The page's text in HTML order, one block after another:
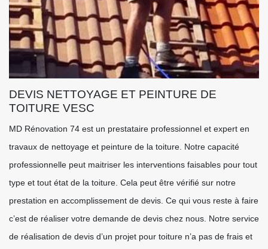
DEVIS NETTOYAGE ET PEINTURE DE
TOITURE VESC
MD Rénovation 74 est un prestataire professionnel et expert en
travaux de nettoyage et peinture de la toiture. Notre capacité
professionnelle peut maitriser les interventions faisables pour tout
type et tout état de la toiture. Cela peut être vérifié sur notre
prestation en accomplissement de devis. Ce qui vous reste à faire
c’est de réaliser votre demande de devis chez nous. Notre service
de réalisation de devis d’un projet pour toiture n’a pas de frais et